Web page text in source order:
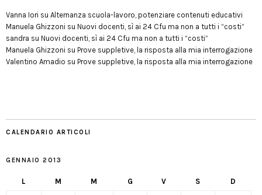
Vanna Iori su Alternanza scuola-lavoro, potenziare contenuti educativi
Manuela Ghizzoni su Nuovi docenti, sì ai 24 Cfu ma non a tutti i “costi”
sandra su Nuovi docenti, sì ai 24 Cfu ma non a tutti i “costi”
Manuela Ghizzoni su Prove suppletive, la risposta alla mia interrogazione
Valentino Amadio su Prove suppletive, la risposta alla mia interrogazione
CALENDARIO ARTICOLI
GENNAIO 2013
L M M G V S D